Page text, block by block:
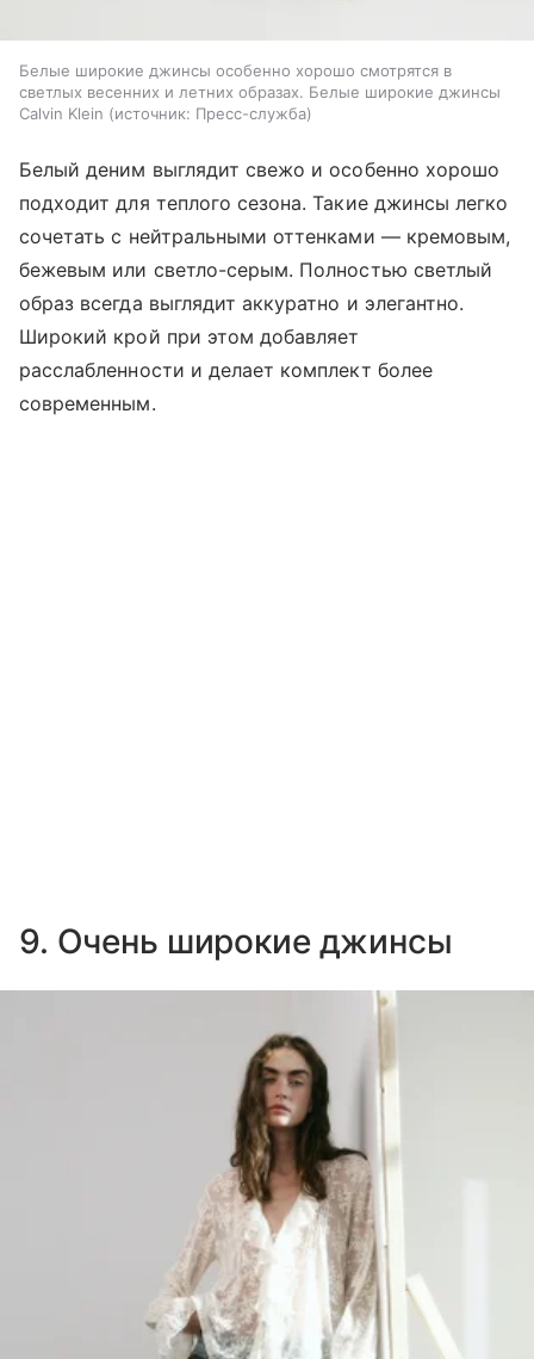
Белые широкие джинсы особенно хорошо смотрятся в
светлых весенних и летних образах. Белые широкие джинсы
Calvin Klein
источник: Пресс-служба
Белый деним выглядит свежо и особенно хорошо
подходит для теплого сезона. Такие джинсы легко
сочетать с нейтральными оттенками — кремовым,
бежевым или светло-серым. Полностью светлый
образ всегда выглядит аккуратно и элегантно.
Широкий крой при этом добавляет
расслабленности и делает комплект более
современным.
9. Очень широкие джинсы